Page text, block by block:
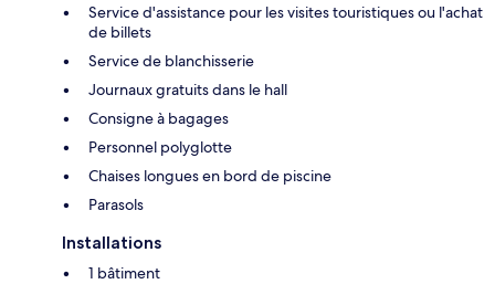
Service d'assistance pour les visites touristiques ou l'achat
de billets
Service de blanchisserie
Journaux gratuits dans le hall
Consigne à bagages
Personnel polyglotte
Chaises longues en bord de piscine
Parasols
Installations
1 bâtiment